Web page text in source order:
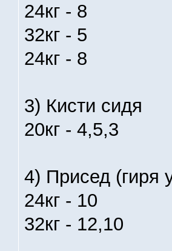
24кг - 8
32кг - 5
24кг - 8
3) Кисти сидя
20кг - 4,5,3
4) Присед (гиря
24кг - 10
32кг - 12,10